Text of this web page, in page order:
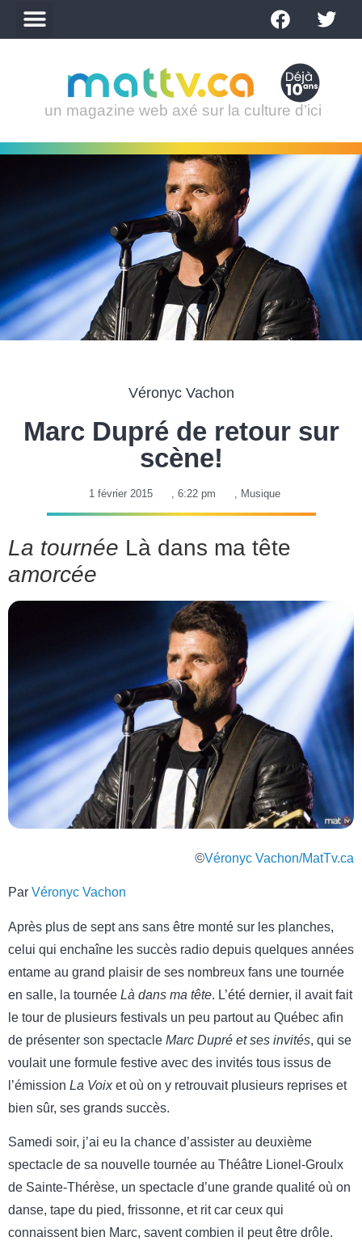
un magazine web axé sur la culture d’ici
Véronyc Vachon
Marc Dupré de retour sur
scène!
1 février 2015 , 6:22 pm , Musique
La tournée Là dans ma tête
amorcée
©Véronyc Vachon/MatTv.ca
Par Véronyc Vachon
Après plus de sept ans sans être monté sur les planches,
celui qui enchaîne les succès radio depuis quelques années
entame au grand plaisir de ses nombreux fans une tournée
en salle, la tournée Là dans ma tête. L’été dernier, il avait fait
le tour de plusieurs festivals un peu partout au Québec afin
de présenter son spectacle Marc Dupré et ses invités, qui se
voulait une formule festive avec des invités tous issus de
l’émission La Voixet où on y retrouvait plusieurs reprises et
bien sûr, ses grands succès.
Samedi soir, j’ai eu la chance d’assister au deuxième
spectacle de sa nouvelle tournée au Théâtre Lionel-Groulx
de Sainte-Thérèse, un spectacle d’une grande qualité où on
danse, tape du pied, frissonne, et rit car ceux qui
connaissent bien Marc, savent combien il peut être drôle.